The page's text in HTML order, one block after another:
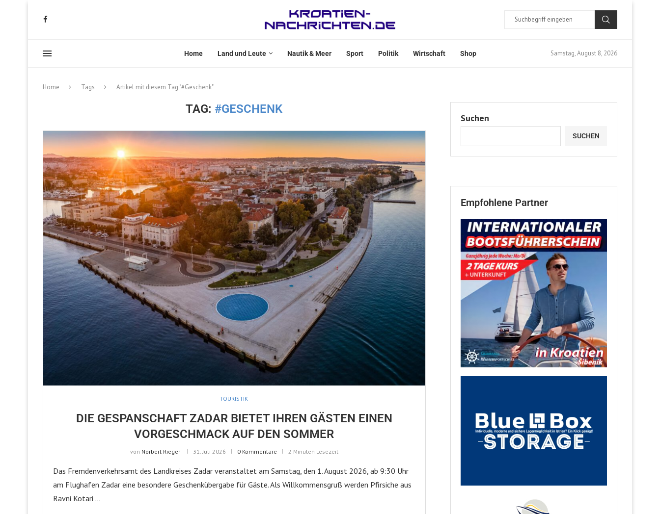
Home Land und Leute Nautik & Meer Sport Politik Wirtschaft Shop Samstag, August 8, 2026
Home Tags Artikel mit diesem Tag "#Geschenk"
TAG:#GESCHENK
TOURISTIK
DIE GESPANSCHAFT ZADAR BIETET IHREN GÄSTEN EINEN
VORGESCHMACK AUF DEN SOMMER
von Norbert Rieger 31. Juli 2026 0 Kommentare 2 Minuten Lesezeit
Das Fremdenverkehrsamt des Landkreises Zadar veranstaltet am Samstag, den 1. August 2026, ab 9:30 Uhr
am Flughafen Zadar eine besondere Geschenkübergabe für Gäste. Als Willkommensgruß werden Pfirsiche aus
Ravni Kotari …
Suchen
SUCHEN
Empfohlene Partner